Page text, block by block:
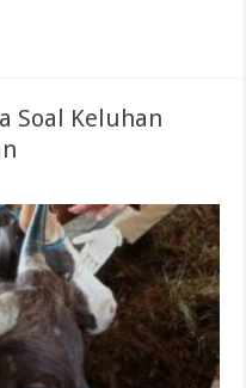
Soal Keluhan